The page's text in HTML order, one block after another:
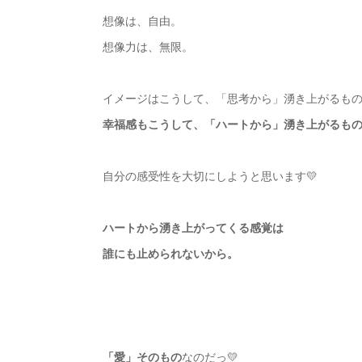
想像は、自由。
想像力は、無限。
イメージはこうして、「思考から」湧き上がるもの
幸福感もこうして、「ハートから」湧き上がるもの
自分の感受性を大切にしようと思います💛
ハートから湧き上がってくる感覚は
誰にも止められないから。
「愛」そのものなのだっ💛